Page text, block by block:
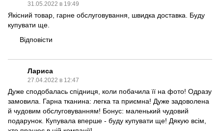
31.05.2022 в 19:49
Якісний товар, гарне обслуговування, швидка доставка. Буду
купувати ще.
Відповісти
Лариса
27.04.2022 в 12:47
Дуже сподобалась спідниця, коли побачила її на фото! Одразу
замовила. Гарна тканина: легка та приємна! Дуже задоволена
й чудовим обслуговуванням! Бонус: маленький чудовий
подарунок. Купувала вперше - буду купувати ще! Дякую всім,